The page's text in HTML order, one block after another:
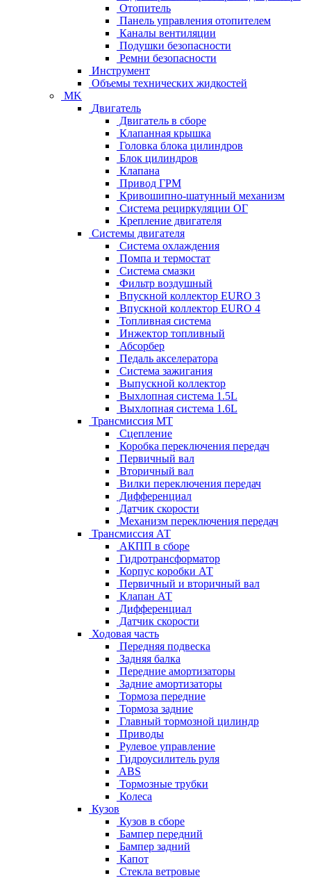
Отопитель
Панель управления отопителем
Каналы вентиляции
Подушки безопасности
Ремни безопасности
Инструмент
Объемы технических жидкостей
MK
Двигатель
Двигатель в сборе
Клапанная крышка
Головка блока цилиндров
Блок цилиндров
Клапана
Привод ГРМ
Кривошипно-шатунный механизм
Система рециркуляции ОГ
Крепление двигателя
Системы двигателя
Система охлаждения
Помпа и термостат
Система смазки
Фильтр воздушный
Впускной коллектор EURO 3
Впускной коллектор EURO 4
Топливная система
Инжектор топливный
Абсорбер
Педаль акселератора
Система зажигания
Выпускной коллектор
Выхлопная система 1.5L
Выхлопная система 1.6L
Трансмиссия МТ
Сцепление
Коробка переключения передач
Первичный вал
Вторичный вал
Вилки переключения передач
Дифференциал
Датчик скорости
Механизм переключения передач
Трансмиссия АТ
АКПП в сборе
Гидротрансформатор
Корпус коробки АТ
Первичный и вторичный вал
Клапан АТ
Дифференциал
Датчик скорости
Ходовая часть
Передняя подвеска
Задняя балка
Передние амортизаторы
Задние амортизаторы
Тормоза передние
Тормоза задние
Главный тормозной цилиндр
Приводы
Рулевое управление
Гидроусилитель руля
ABS
Тормозные трубки
Колеса
Кузов
Кузов в сборе
Бампер передний
Бампер задний
Капот
Стекла ветровые